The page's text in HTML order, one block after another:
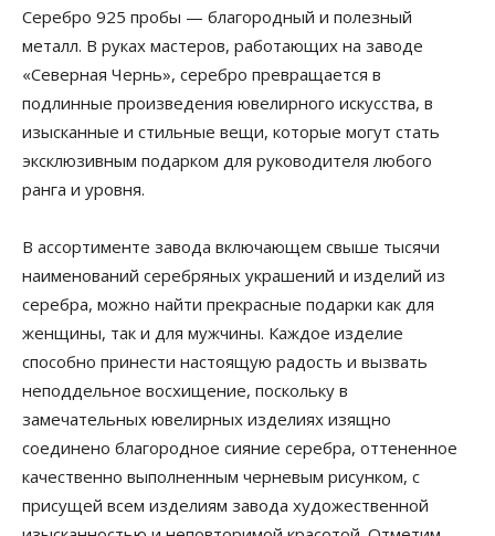
Серебро 925 пробы — благородный и полезный
металл. В руках мастеров, работающих на заводе
«Северная Чернь», серебро превращается в
подлинные произведения ювелирного искусства, в
изысканные и стильные вещи, которые могут стать
эксклюзивным подарком для руководителя любого
ранга и уровня.
В ассортименте завода включающем свыше тысячи
наименований серебряных украшений и изделий из
серебра, можно найти прекрасные подарки как для
женщины, так и для мужчины. Каждое изделие
способно принести настоящую радость и вызвать
неподдельное восхищение, поскольку в
замечательных ювелирных изделиях изящно
соединено благородное сияние серебра, оттененное
качественно выполненным черневым рисунком, с
присущей всем изделиям завода художественной